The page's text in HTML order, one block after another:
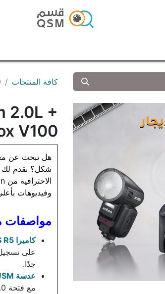
كافة المنتجات
2.0L +
V100
هل تبحث عن
شكل؟ نقدم لك
وفيديوهات
مواصفات
كاميرا Canon EOS R5
جدًا.
عدسة Canon RF 28-70mm f/2L USM